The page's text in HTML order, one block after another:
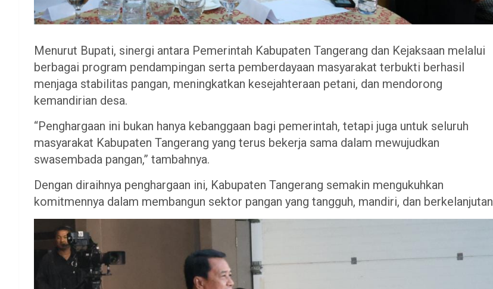
Menurut Bupati, sinergi antara Pemerintah Kabupaten Tangerang dan Kejaksaan melalui
berbagai program pendampingan serta pemberdayaan masyarakat terbukti berhasil
menjaga stabilitas pangan, meningkatkan kesejahteraan petani, dan mendorong
kemandirian desa.
“Penghargaan ini bukan hanya kebanggaan bagi pemerintah, tetapi juga untuk seluruh
masyarakat Kabupaten Tangerang yang terus bekerja sama dalam mewujudkan
swasembada pangan,” tambahnya.
Dengan diraihnya penghargaan ini, Kabupaten Tangerang semakin mengukuhkan
komitmennya dalam membangun sektor pangan yang tangguh, mandiri, dan berkelanjutan